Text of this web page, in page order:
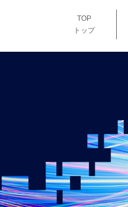
TOP
トップ